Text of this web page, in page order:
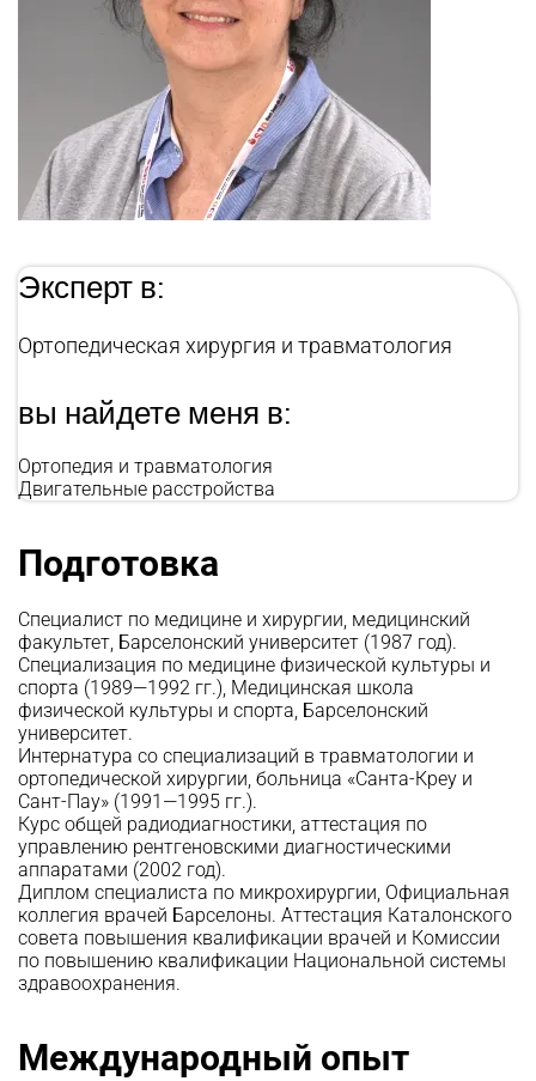
Эксперт в:
Ортопедическая хирургия и травматология
вы найдете меня в:
Ортопедия и травматология
Двигательные расстройства
Подготовка
Специалист по медицине и хирургии, медицинский
факультет, Барселонский университет (1987 год).
Специализация по медицине физической культуры и
спорта (1989—1992 гг.), Медицинская школа
физической культуры и спорта, Барселонский
университет.
Интернатура со специализаций в травматологии и
ортопедической хирургии, больница «Санта-Креу и
Сант-Пау» (1991—1995 гг.).
Курс общей радиодиагностики, аттестация по
управлению рентгеновскими диагностическими
аппаратами (2002 год).
Диплом специалиста по микрохирургии, Официальная
коллегия врачей Барселоны. Аттестация Каталонского
совета повышения квалификации врачей и Комиссии
по повышению квалификации Национальной системы
здравоохранения.
Международный опыт